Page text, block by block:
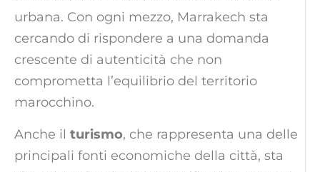
urbana. Con ogni mezzo, Marrakech sta
cercando di rispondere a una domanda
crescente di autenticità che non
comprometta l’equilibrio del territorio
marocchino.
Anche il turismo, che rappresenta una delle
principali fonti economiche della città, sta